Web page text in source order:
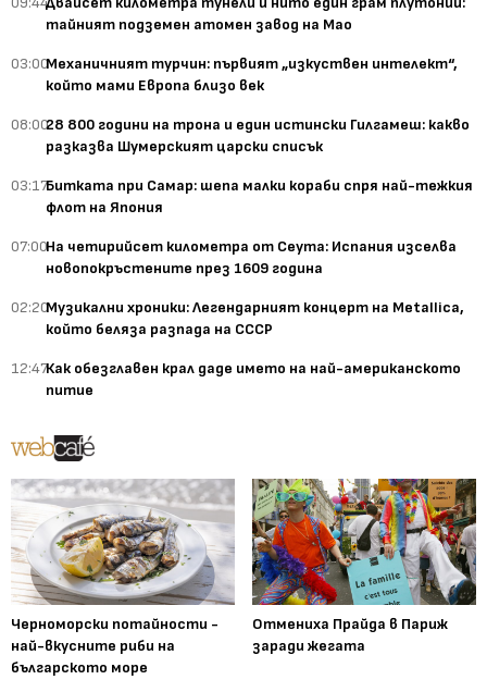
тайният подземен атомен завод на Мао
03:00Механичният турчин: първият „изкуствен интелект“,
който мами Европа близо век
08:0028 800 години на трона и един истински Гилгамеш: какво
разказва Шумерският царски списък
03:17Битката при Самар: шепа малки кораби спря най-тежкия
флот на Япония
07:00На четирийсет километра от Сеута: Испания изселва
новопокръстените през 1609 година
02:20Музикални хроники: Легендарният концерт на Metallica,
който беляза разпада на СССР
12:47Как обезглавен крал даде името на най-американското
питие
Черноморски потайности -
най-вкусните риби на
българското море
Отмениха Прайда в Париж
заради жегата